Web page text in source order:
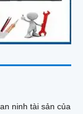
ninh tài sản của